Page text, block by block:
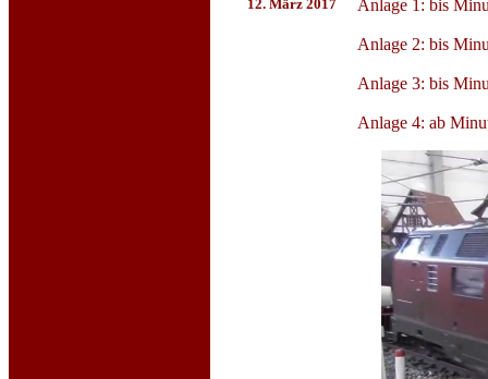
12. März 2017 Anlage 1: bis
Anlage 2: bis
Anlage 3: bis
Anlage 4: ab